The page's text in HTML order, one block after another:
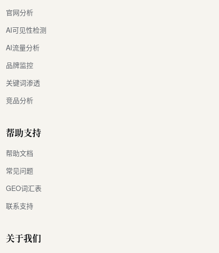
官网分析
AI可见性检测
AI流量分析
品牌监控
关键词渗透
竞品分析
帮助支持
帮助文档
常见问题
GEO词汇表
联系支持
关于我们